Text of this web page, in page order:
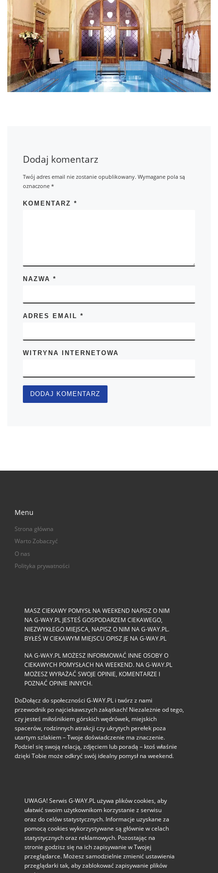
Dodaj komentarz
Twój adres email nie zostanie opublikowany. Wymagane pola są
oznaczone*
KOMENTARZ*
NAZWA*
ADRES EMAIL*
WITRYNA INTERNETOWA
Menu
Strona główna
Warto Zobaczyć
O nas
Polityka prywatności
MASZ CIEKAWY POMYSŁ NA WEEKEND NAPISZ O NIM
NA G-WAY.PL JESTEŚ GOSPODARZEM CIEKAWEGO,
NIEZWYKŁEGO MIEJSCA, NAPISZ O NIM NA G-WAY.PL.
BYŁEŚ W CIEKAWYM MIEJSCU OPISZ JE NA G-WAY.PL
NA G-WAY.PL MOŻESZ INFORMOWAĆ INNE OSOBY O
CIEKAWYCH POMYSŁACH NA WEEKEND. NA G-WAY.PL
MOŻESZ WYRAŻAĆ SWOJE OPINIE, KOMENTARZE I
POZNAĆ OPINIE INNYCH.
DoDołącz do społeczności G‑WAY.PL i twórz z nami
przewodnik po najciekawszych zakątkach! Niezależnie od tego,
czy jesteś miłośnikiem górskich wędrówek, miejskich
spacerów, rodzinnych atrakcji czy ukrytych perełek poza
utartym szlakiem – Twoje doświadczenie ma znaczenie.
Podziel się swoją relacją, zdjęciem lub poradą – ktoś właśnie
dzięki Tobie może odkryć swój idealny pomysł na weekend.
UWAGA! Serwis G-WAY.PL używa plików cookies, aby
ułatwić swoim użytkownikom korzystanie z serwisu
oraz do celów statystycznych. Informacje uzyskane za
pomocą cookies wykorzystywane są głównie w celach
statystycznych oraz reklamowych. Pozostając na
stronie godzisz się na ich zapisywanie w Twojej
przeglądarce. Możesz samodzielnie zmienić ustawienia
przeglądarki tak, aby zablokować zapisywanie plików